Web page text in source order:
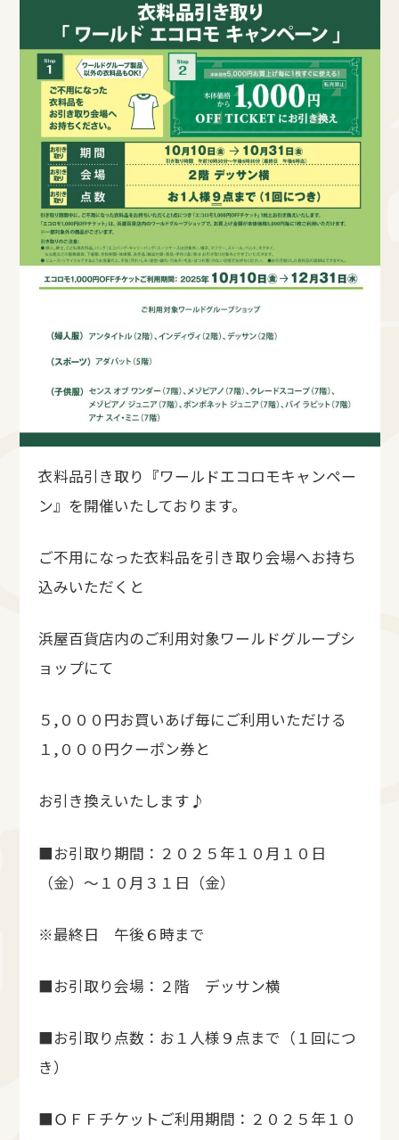
衣料品引き取り『ワールドエコロモキャンペー
ン』を開催いたしております。
ご不用になった衣料品を引き取り会場へお持ち
込みいただくと
浜屋百貨店内のご利用対象ワールドグループシ
ョップにて
５,０００円お買いあげ毎にご利用いただける
１,０００円クーポン券と
お引き換えいたします♪
■お引取り期間：２０２５年１０月１０日
（金）～１０月３１日（金）
※最終日 午後６時まで
■お引取り会場：２階 デッサン横
■お引取り点数：お１人様９点まで（１回につ
き）
■ＯＦＦチケットご利用期間：２０２５年１０